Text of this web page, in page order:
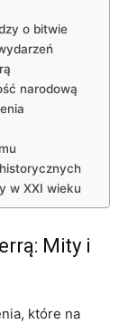
o ⁤bitwie
narodową
w XXI‍ wieku
Mity i
które na